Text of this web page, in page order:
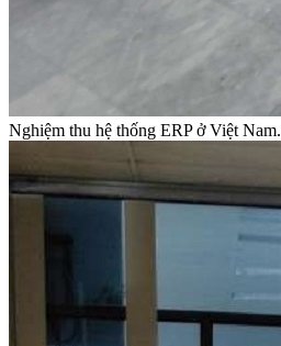
Nghiệm thu hệ thống ERP ở Việt Nam.